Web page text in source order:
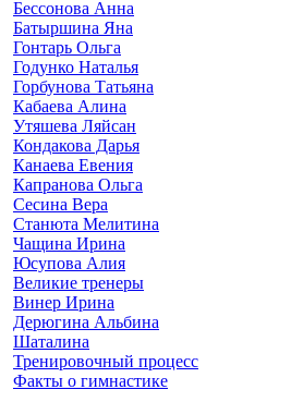
Бессонова Анна
Батыршина Яна
Гонтарь Ольга
Годунко Наталья
Горбунова Татьяна
Кабаева Алина
Утяшева Ляйсан
Кондакова Дарья
Канаева Евения
Капранова Ольга
Сесина Вера
Станюта Мелитина
Чащина Ирина
Юсупова Алия
Великие тренеры
Винер Ирина
Дерюгина Альбина
Шаталина
Тренировочный процесс
Факты о гимнастике